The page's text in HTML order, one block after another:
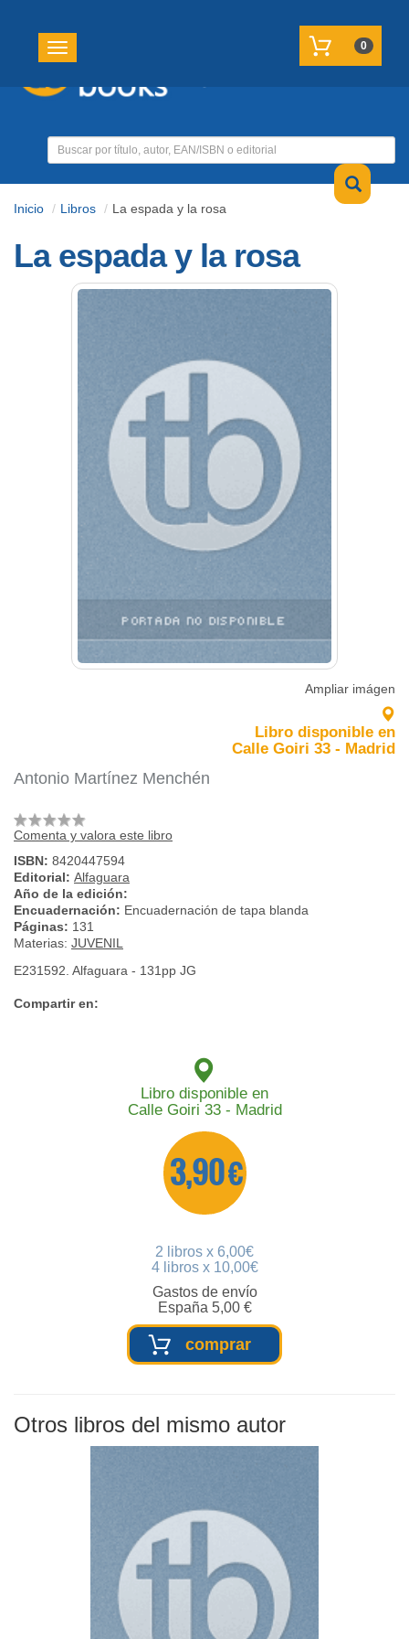
Toggle navigation 0
Inicio Libros La espada y la rosa
La espada y la rosa
Ampliar imágen
Libro disponible en
Calle Goiri 33 - Madrid
Antonio Martínez Menchén
Comenta y valora este libro
ISBN: 8420447594
Editorial: Alfaguara
Año de la edición:
Encuadernación: Encuadernación de tapa blanda
Páginas: 131
Materias: JUVENIL
E231592. Alfaguara - 131pp JG
Compartir en:
Libro disponible en
Calle Goiri 33 - Madrid
3,90 €
2 libros x 6,00€
4 libros x 10,00€
Gastos de envío
España 5,00 €
comprar
Otros libros del mismo autor